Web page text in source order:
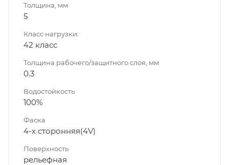
Толщина, мм
5
Класс нагрузки:
42 класс
Толщина рабочего/защитного слоя, мм
0.3
Водостойкость
100%
Фаска
4-х сторонняя(4V)
Поверхность
рельефная